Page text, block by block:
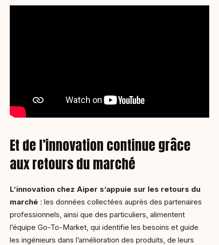
Et de l’innovation continue grâce
aux retours du marché
L’innovation chez Aiper s’appuie sur les retours du
marché : les données collectées auprès des partenaires
professionnels, ainsi que des particuliers, alimentent
l’équipe Go-To-Market, qui identifie les besoins et guide
les ingénieurs dans l’amélioration des produits, de leurs